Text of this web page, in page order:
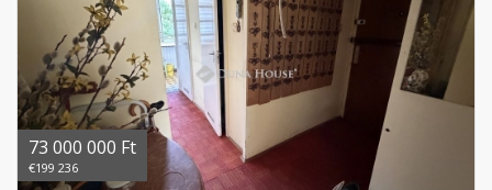
73 000 000 Ft
€199 236